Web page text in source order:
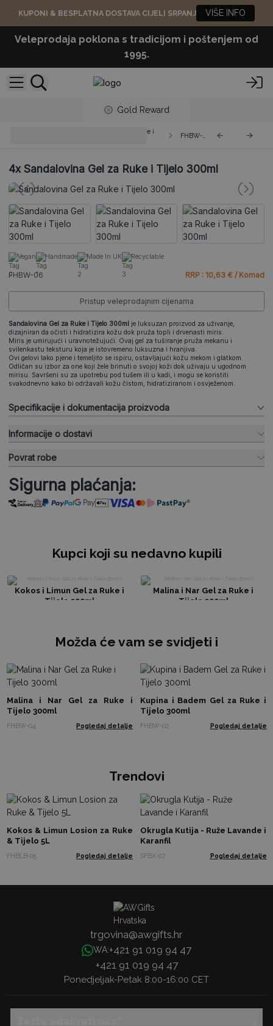
KUPONI & BESPLATNA DOSTAVA CIJELI SRPANJ VIŠE INFO
Veleprodaja poklona s tradicijom i poštenjem od
1995.
Gold Reward
Mirisni Gelovi za Tuširanje za Ruke i
FHBW-06
4xSandalovina Gel za Ruke i Tijelo 300ml
Vegan Handmade Made In UK Recyclable
FHBW-06 RRP : 10,63 € / Komad
Pristup veleprodajnim cijenama
Sandalovina Gel za Ruke i Tijelo 300ml je luksuzan proizvod za uživanje,
dizajniran da očisti i hidratizira kožu dok pruža topli i drvenasti miris.
Miris je umirujući i uravnotežujući. Ovaj gel za tuširanje pruža mekanu i
svilenkastu teksturu koja je istovremeno luksuzna i hranjiva.
Ovi gelovi lako pjene i temeljito se ispiru, ostavljajući kožu mekom i glatkom.
Odličan su izbor za one koji žele brinuti o svojoj koži dok uživaju u ugodnom
mirisu. Savršeni su za upotrebu pod tušem ili u kadi, i mogu se koristiti
svakodnevno kako bi održavali kožu čistom, hidratiziranom i osvježenom.
Specifikacije i dokumentacija proizvoda
Informacije o dostavi
Povrat robe
Sigurna plaćanja:
Kupci koji su nedavno kupili
Kokos i Limun Gel za Ruke i
Tijelo 300ml
Malina i Nar Gel za Ruke i
Tijelo 300ml
Možda će vam se svidjeti i
Malina i Nar Gel za Ruke i
Tijelo 300ml
FHBW-04 Pogledaj detalje
Kupina i Badem Gel za Ruke i
Tijelo 300ml
FHBW-02 Pogledaj detalje
Trendovi
Kokos & Limun Losion za Ruke
& Tijelo 5L
FHBLB-05 Pogledaj detalje
Okrugla Kutija - Ruže Lavande i
Karanfil
SFBX-07 Pogledaj detalje
trgovina@awgifts.hr
WA:+421 91 019 94 47
+421 91 019 94 47
Ponedjeljak-Petak 8:00-16:00 CET